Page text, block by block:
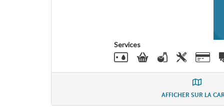
Services
AFFICHER SUR LA